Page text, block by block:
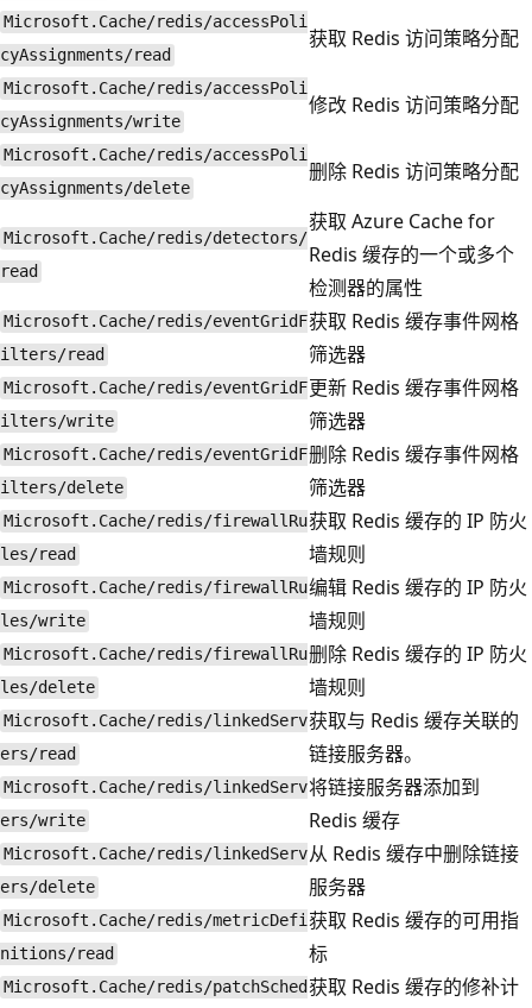
Microsoft.Cache/redis/accessPoli
cyAssignments/read
获取 Redis 访问策略分配
Microsoft.Cache/redis/accessPoli
cyAssignments/write
修改 Redis 访问策略分配
Microsoft.Cache/redis/accessPoli
cyAssignments/delete
删除 Redis 访问策略分配
Microsoft.Cache/redis/detectors/
read
获取 Azure Cache for
Redis 缓存的一个或多个
检测器的属性
Microsoft.Cache/redis/eventGridF
ilters/read
获取 Redis 缓存事件网格
筛选器
Microsoft.Cache/redis/eventGridF
ilters/write
更新 Redis 缓存事件网格
筛选器
Microsoft.Cache/redis/eventGridF
ilters/delete
删除 Redis 缓存事件网格
筛选器
Microsoft.Cache/redis/firewallRu
les/read
获取 Redis 缓存的 IP 防火
墙规则
Microsoft.Cache/redis/firewallRu
les/write
编辑 Redis 缓存的 IP 防火
墙规则
Microsoft.Cache/redis/firewallRu
les/delete
删除 Redis 缓存的 IP 防火
墙规则
Microsoft.Cache/redis/linkedServ
ers/read
获取与 Redis 缓存关联的
链接服务器。
Microsoft.Cache/redis/linkedServ
ers/write
将链接服务器添加到
Redis 缓存
Microsoft.Cache/redis/linkedServ
ers/delete
从 Redis 缓存中删除链接
服务器
Microsoft.Cache/redis/metricDefi
nitions/read
获取 Redis 缓存的可用指
标
Microsoft.Cache/redis/patchSched获取 Redis 缓存的修补计